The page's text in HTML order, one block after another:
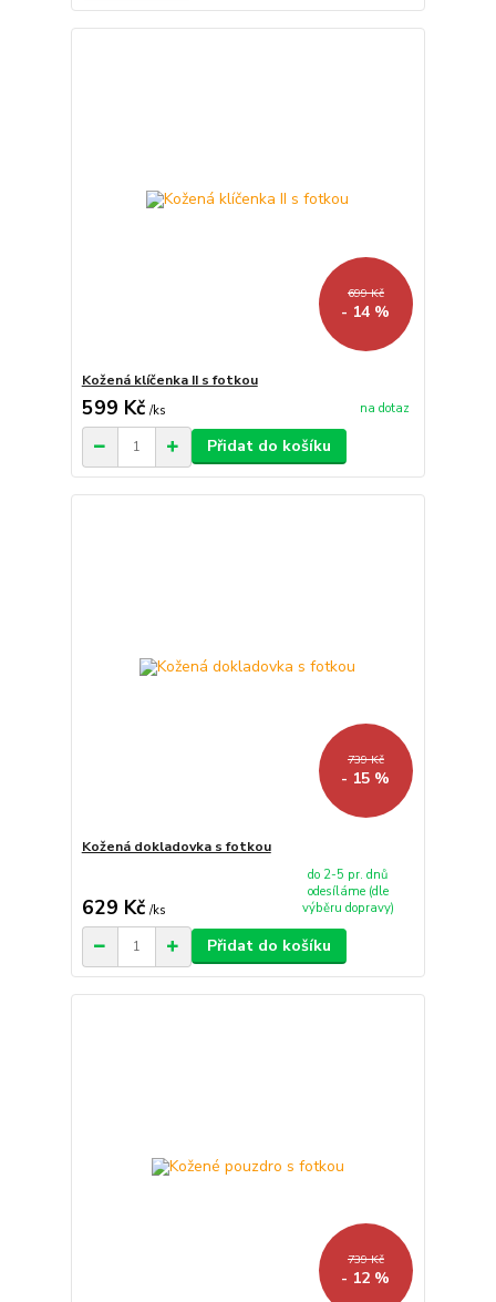
699 Kč
- 14 %
Kožená klíčenka II s fotkou
599 Kč /ks na dotaz
Přidat do košíku
739 Kč
- 15 %
Kožená dokladovka s fotkou
629 Kč /ks
do 2-5 pr. dnů
odesíláme (dle
výběru dopravy)
Přidat do košíku
739 Kč
- 12 %